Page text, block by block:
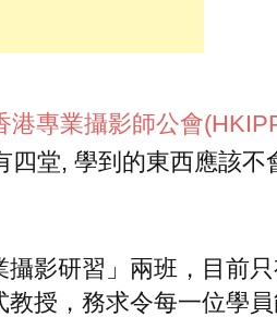
港專業攝影師公會
堂, 學到的東西應該不
影研習」兩班，目前
授，務求令每一位學